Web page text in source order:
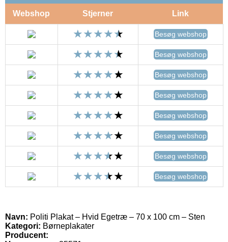
Webshop Stjerner Link
Besøg webshop
Besøg webshop
Besøg webshop
Besøg webshop
Besøg webshop
Besøg webshop
Besøg webshop
Besøg webshop
Navn: Politi Plakat – Hvid Egetræ – 70 x 100 cm – Sten
Kategori: Børneplakater
Producent: